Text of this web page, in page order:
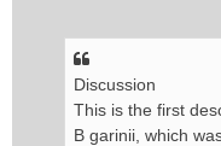
Discussion
This is the first
B garinii, which